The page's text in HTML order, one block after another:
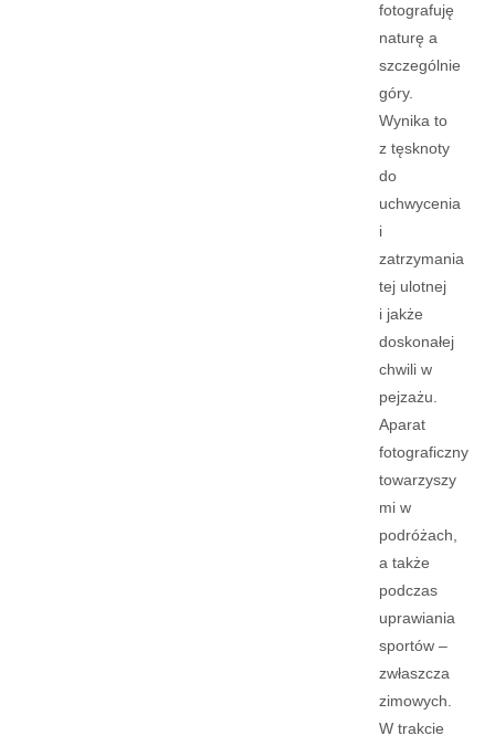
fotografuję
naturę a
szczególnie
góry.
Wynika to
z tęsknoty
do
uchwycenia
i
zatrzymania
tej ulotnej
i jakże
doskonałej
chwili w
pejzażu.
Aparat
fotograficzny
towarzyszy
mi w
podróżach,
a także
podczas
uprawiania
sportów –
zwłaszcza
zimowych.
W trakcie